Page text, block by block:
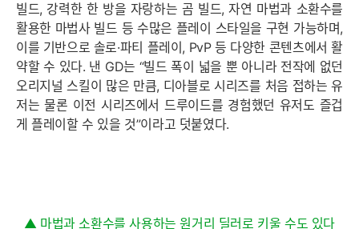
빌드, 강력한 한 방을 자랑하는 곰 빌드, 자연 마법과 소환수를
활용한 마법사 빌드 등 수많은 플레이 스타일을 구현 가능하며,
이를 기반으로 솔로·파티 플레이, PvP 등 다양한 콘텐츠에서 활
약할 수 있다. 낸 GD는 “빌드 폭이 넓을 뿐 아니라 전작에 없던
오리지널 스킬이 많은 만큼, 디아블로 시리즈를 처음 접하는 유
저는 물론 이전 시리즈에서 드루이드를 경험했던 유저도 즐겁
게 플레이할 수 있을 것”이라고 덧붙였다.
▲ 마법과 소환수를 사용하는 원거리 딜러로 키울 수도 있다